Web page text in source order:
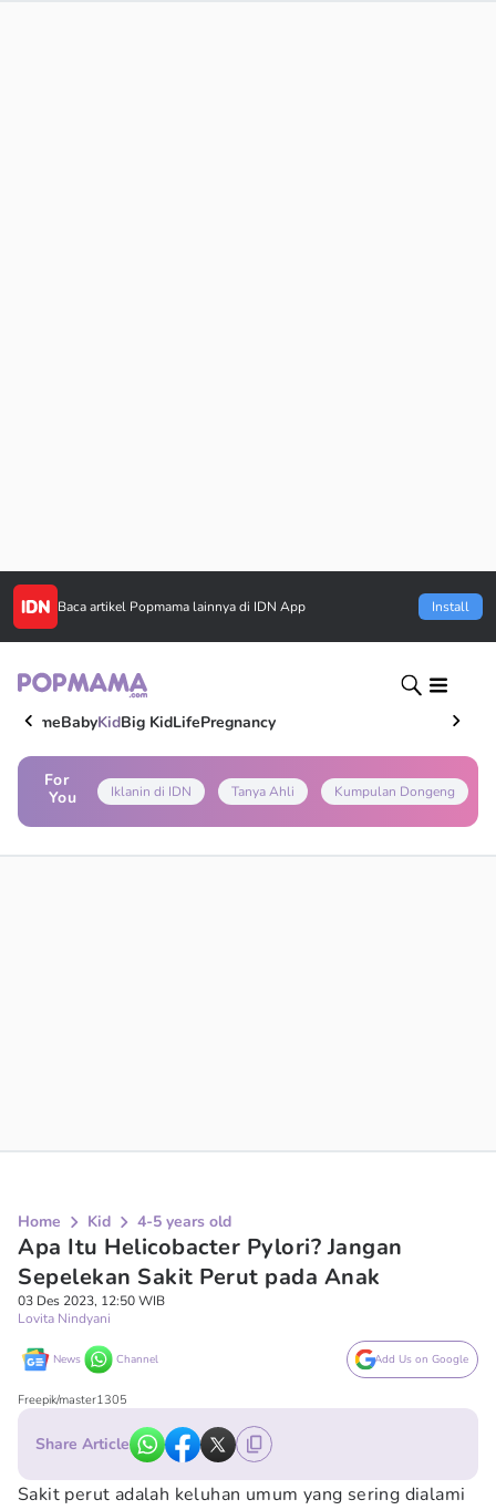
Baca artikel Popmama lainnya di IDN App Install
HomeBabyKidBig KidLifePregnancy
For
You
Iklanin di IDN Tanya Ahli Kumpulan Dongeng
Home Kid 4-5 years old
Apa Itu Helicobacter Pylori? Jangan
Sepelekan Sakit Perut pada Anak
03 Des 2023, 12:50 WIB
Lovita Nindyani
News Channel Add Us on Google
Freepik/master1305
Share Article
Sakit perut adalah keluhan umum yang sering dialami